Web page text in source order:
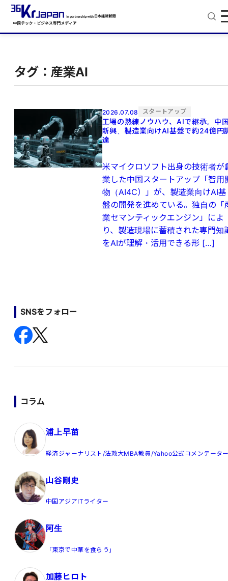
タグ：産業AI
2026.07.08 スタートアップ
工場の熟練ノウハウ、AIで継承。中
新興、製造業向けAI基盤で約24億円
達
米マイクロソフト出身の技術者が
業した中国スタートアップ「智用
物（AI4C）」が、製造業向けAI基
盤の開発を進めている。独自の「
業セマンティックエンジン」によ
り、製造現場に蓄積された専門知
をAIが理解・活用できる形 […]
SNSをフォロー
コラム
浦上早苗
経済ジャーナリスト/法政大MBA教員/Yahoo公式コメンテータ
山谷剛史
中国アジアITライター
阿生
「東京で中華を食らう」
加藤ヒロト